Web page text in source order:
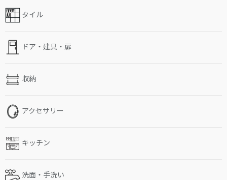
タイル
ドア・建具・扉
収納
アクセサリー
キッチン
洗面・手洗い